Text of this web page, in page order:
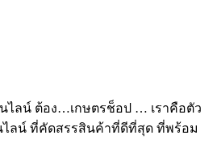
นไลน์ ต้อง…เกษตรช็อป … เราคือตัว
ไลน์ ที่คัดสรรสินค้าที่ดีที่สุด ที่พร้อม